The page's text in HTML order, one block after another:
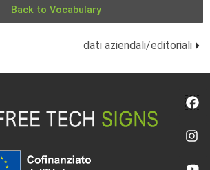
Back to Vocabulary
dati aziendali/editoriali